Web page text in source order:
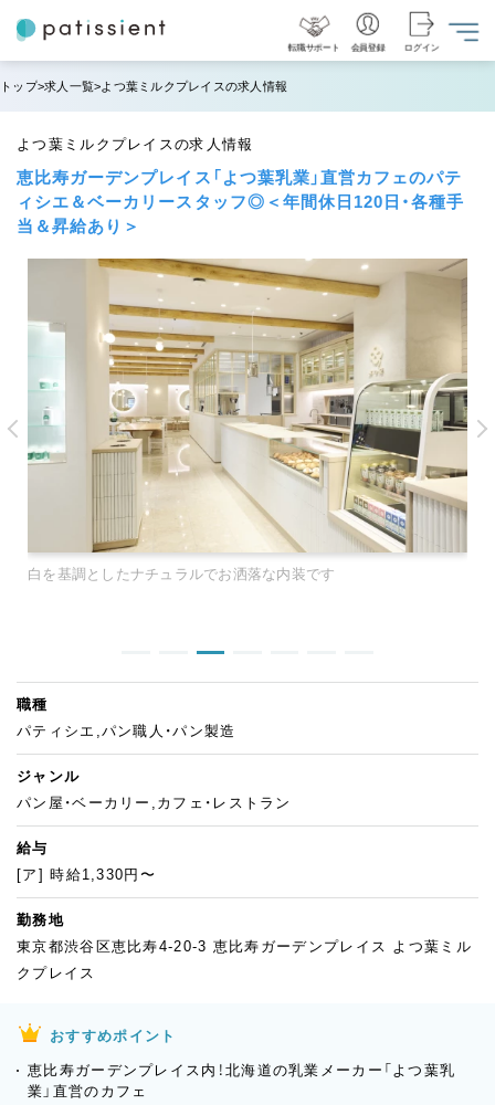
転職サポート 会員登録 ログイン
トップ 求人一覧 よつ葉ミルクプレイスの求人情報
よつ葉ミルクプレイスの求人情報
恵比寿ガーデンプレイス「よつ葉乳業」直営カフェのパテ
ィシエ＆ベーカリースタッフ◎＜年間休日120日・各種手
当＆昇給あり＞
白を基調としたナチュラルでお洒落な内装です
職種
パティシエ,パン職人・パン製造
ジャンル
パン屋・ベーカリー,カフェ・レストラン
給与
[ア] 時給1,330円〜
勤務地
東京都渋谷区恵比寿4-20-3 恵比寿ガーデンプレイス よつ葉ミル
クプレイス
おすすめポイント
恵比寿ガーデンプレイス内！北海道の乳業メーカー「よつ葉乳
業」直営のカフェ